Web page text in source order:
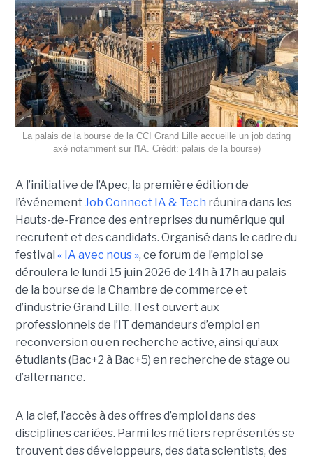
La palais de la bourse de la CCI Grand Lille accueille un job dating
axé notamment sur l'IA. Crédit: palais de la bourse)
A l’initiative de l’Apec, la première édition de
l’événement Job Connect IA & Tech réunira dans les
Hauts-de-France des entreprises du numérique qui
recrutent et des candidats. Organisé dans le cadre du
festival « IA avec nous », ce forum de l’emploi se
déroulera le lundi 15 juin 2026 de 14h à 17h au palais
de la bourse de la Chambre de commerce et
d’industrie Grand Lille. Il est ouvert aux
professionnels de l’IT demandeurs d’emploi en
reconversion ou en recherche active, ainsi qu’aux
étudiants (Bac+2 à Bac+5) en recherche de stage ou
d’alternance.
A la clef, l’accès à des offres d’emploi dans des
disciplines cariées. Parmi les métiers représentés se
trouvent des développeurs, des data scientists, des